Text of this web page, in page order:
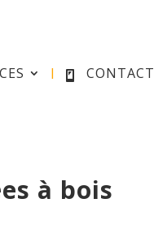
CONTACT
à bois